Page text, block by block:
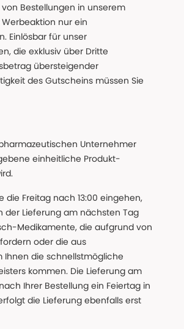
Bestellungen in unserem
nur ein
Einlösbar für unser
die exklusiv über Dritte
übersteigender
des Gutscheins müssen Sie
Unternehmer
einheitliche Produkt-
die Freitag nach 13:00 eingehen,
der Lieferung am nächsten Tag
Medikamente, die aufgrund von
oder die aus
Ihnen die schnellstmögliche
kommen. Die Lieferung am
Ihrer Bestellung ein Feiertag in
die Lieferung ebenfalls erst